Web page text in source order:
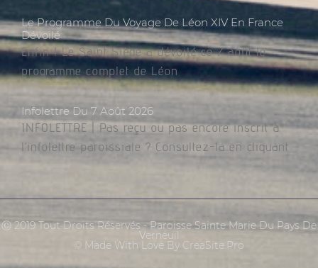
Le Programme Du Voyage De Léon XIV En France
Dévoilé
Enfin ! Le Saint Siège a dévoilé ce 7 août le
programme complet de Léon
Infolettre Du 7 Août 2026
INFOLETTRE | Pas reçu ou pas encore inscrit à
l’infolettre paroissiale ? Consultez-la en cliquant
Ⓒ 2019 Tout Droits Réservés - Paroisse Sainte Marie Du Pays De
Verneuil
© Made With Love By CreaSite.Pro